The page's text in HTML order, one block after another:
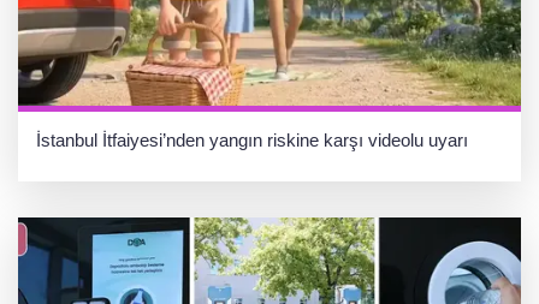
İstanbul İtfaiyesi’nden yangın riskine karşı videolu uyarı